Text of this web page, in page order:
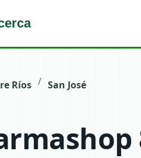
Ríos / San José